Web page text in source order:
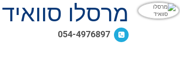
מרסלו סוואיד
054-4976897